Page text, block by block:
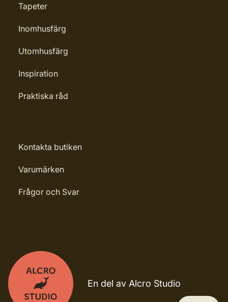
Tapeter
Inomhusfärg
Utomhusfärg
Inspiration
Praktiska råd
Kontakta butiken
Varumärken
Frågor och Svar
En del av Alcro Studio